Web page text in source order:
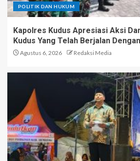
POLITIK DAN HUKUM
Kapolres Kudus Apresiasi Aksi
Kudus Yang Telah Berjalan
Agustus 6, 2026 Redaksi Media